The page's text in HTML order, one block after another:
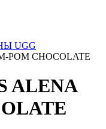
UGG
POM CHOCOLATE
ALENA